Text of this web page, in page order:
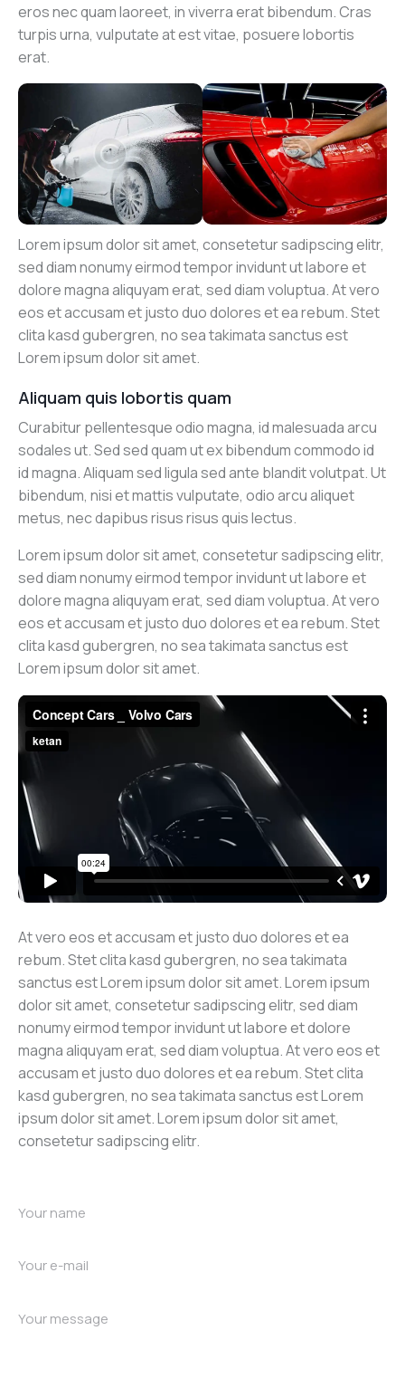
eros nec quam laoreet, in viverra erat bibendum. Cras
turpis urna, vulputate at est vitae, posuere lobortis
erat.
Lorem ipsum dolor sit amet, consetetur sadipscing elitr,
sed diam nonumy eirmod tempor invidunt ut labore et
dolore magna aliquyam erat, sed diam voluptua. At vero
eos et accusam et justo duo dolores et ea rebum. Stet
clita kasd gubergren, no sea takimata sanctus est
Lorem ipsum dolor sit amet.
Aliquam quis lobortis quam
Curabitur pellentesque odio magna, id malesuada arcu
sodales ut. Sed sed quam ut ex bibendum commodo id
id magna. Aliquam sed ligula sed ante blandit volutpat. Ut
bibendum, nisi et mattis vulputate, odio arcu aliquet
metus, nec dapibus risus risus quis lectus.
Lorem ipsum dolor sit amet, consetetur sadipscing elitr,
sed diam nonumy eirmod tempor invidunt ut labore et
dolore magna aliquyam erat, sed diam voluptua. At vero
eos et accusam et justo duo dolores et ea rebum. Stet
clita kasd gubergren, no sea takimata sanctus est
Lorem ipsum dolor sit amet.
At vero eos et accusam et justo duo dolores et ea
rebum. Stet clita kasd gubergren, no sea takimata
sanctus est Lorem ipsum dolor sit amet. Lorem ipsum
dolor sit amet, consetetur sadipscing elitr, sed diam
nonumy eirmod tempor invidunt ut labore et dolore
magna aliquyam erat, sed diam voluptua. At vero eos et
accusam et justo duo dolores et ea rebum. Stet clita
kasd gubergren, no sea takimata sanctus est Lorem
ipsum dolor sit amet. Lorem ipsum dolor sit amet,
consetetur sadipscing elitr.